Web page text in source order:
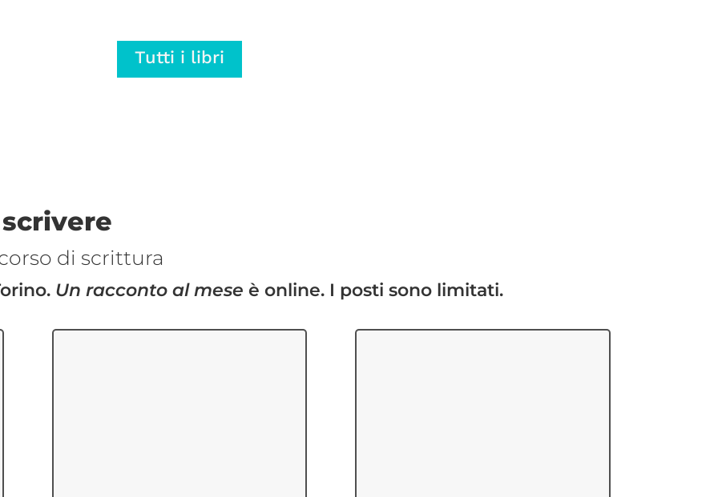
Tutti i libri
di scrittura
Un racconto al mese è online. I posti sono limitati.